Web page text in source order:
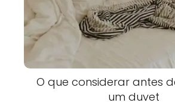
O que considerar antes
um duvet